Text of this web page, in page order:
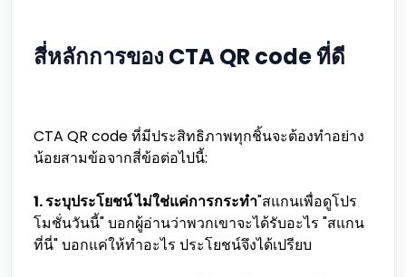
สี่หลักการของ CTA QR code ที่ดี
CTA QR code ที่มีประสิทธิภาพทุกชิ้นจะต้องทำอย่าง
น้อยสามข้อจากสี่ข้อต่อไปนี้:
1. ระบุประโยชน์ ไม่ใช่แค่การกระทำ"สแกนเพื่อดูโปร
โมชั่นวันนี้" บอกผู้อ่านว่าพวกเขาจะได้รับอะไร "สแกน
ที่นี่" บอกแค่ให้ทำอะไร ประโยชน์จึงได้เปรียบ